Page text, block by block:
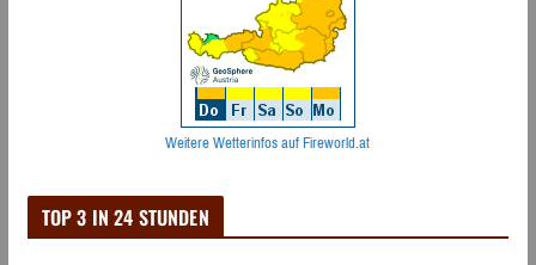
Weitere Wetterinfos auf Fireworld.at
TOP 3 IN 24 STUNDEN